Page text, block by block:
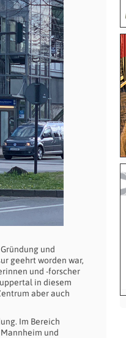
und
geehrt worden war,
und -forscher
in diesem
aber auch
Im Bereich
und